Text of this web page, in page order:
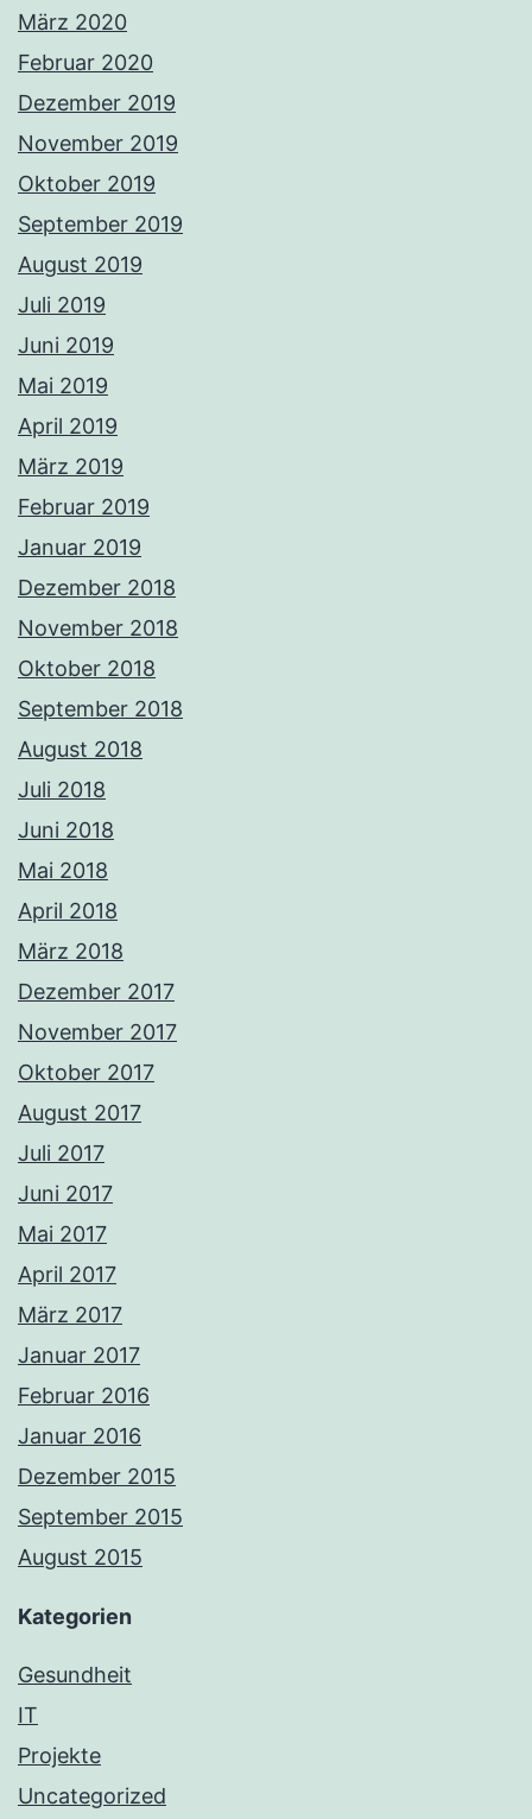
März 2020
Februar 2020
Dezember 2019
November 2019
Oktober 2019
September 2019
August 2019
Juli 2019
Juni 2019
Mai 2019
April 2019
März 2019
Februar 2019
Januar 2019
Dezember 2018
November 2018
Oktober 2018
September 2018
August 2018
Juli 2018
Juni 2018
Mai 2018
April 2018
März 2018
Dezember 2017
November 2017
Oktober 2017
August 2017
Juli 2017
Juni 2017
Mai 2017
April 2017
März 2017
Januar 2017
Februar 2016
Januar 2016
Dezember 2015
September 2015
August 2015
Kategorien
Gesundheit
IT
Projekte
Uncategorized